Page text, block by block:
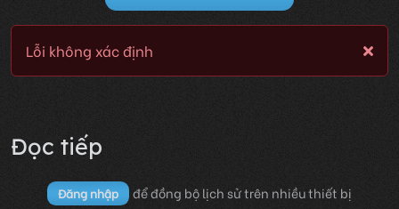
Lỗi không xác định
Đọc tiếp
Đăng nhập để đồng bộ lịch sử trên nhiều thiết bị